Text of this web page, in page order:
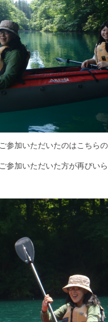
参加いただいたのはこちら
参加いただいた方が再びい